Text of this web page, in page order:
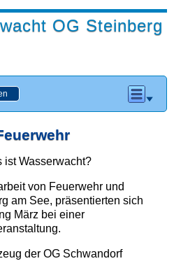
OG Steinberg
ist Wasserwacht?
von Feuerwehr und
am See, präsentierten sich
März bei einer
der OG Schwandorf